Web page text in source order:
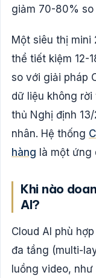
giảm 70-80% so
Một siêu thị mini
thể tiết kiệm 12-
so với giải pháp
dữ liệu không
thủ Nghị định
nhân. Hệ thống
hàng là một ứng
Khi nào
AI?
Cloud AI phù
đa tầng (multi-
luồng video,